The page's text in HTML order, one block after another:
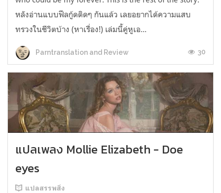
หลังอ่านแบบฟีลกู้ดติดๆ กันแล้ว เลยอยากได้ความแสบ
ทรวงในชีวิตบ้าง (หาเรื่อง!) เล่มนี้คู่หูเอ...
Parntranslation and Review 30
แปลเพลง Mollie Elizabeth - Doe
eyes
แปลสรรพสิ่ง